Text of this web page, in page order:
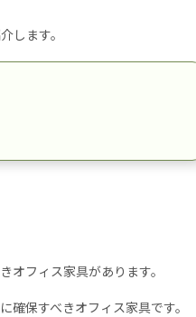
します。
フィス家具があります。
保すべきオフィス家具です。